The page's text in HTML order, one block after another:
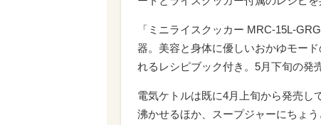
「ミニライスクッカー MRC-15L-
器。美容と身体に優しいおかゆモー
れるレシピブック付き。5月下旬の発
電気ケトルは既に4月上旬から発売し
沸かせるほか、スープジャーにちょ